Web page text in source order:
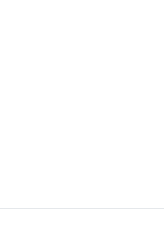
Air Jordan 15